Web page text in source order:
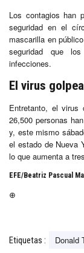
Los contagios han
seguridad en el
mascarilla en
seguridad que
infecciones.
El virus
Entretanto, el virus
26,500 personas
y, este mismo
el estado de Nueva
lo que aumenta a
EFE/Beatriz Pascual
⊕
Etiquetas : Donald